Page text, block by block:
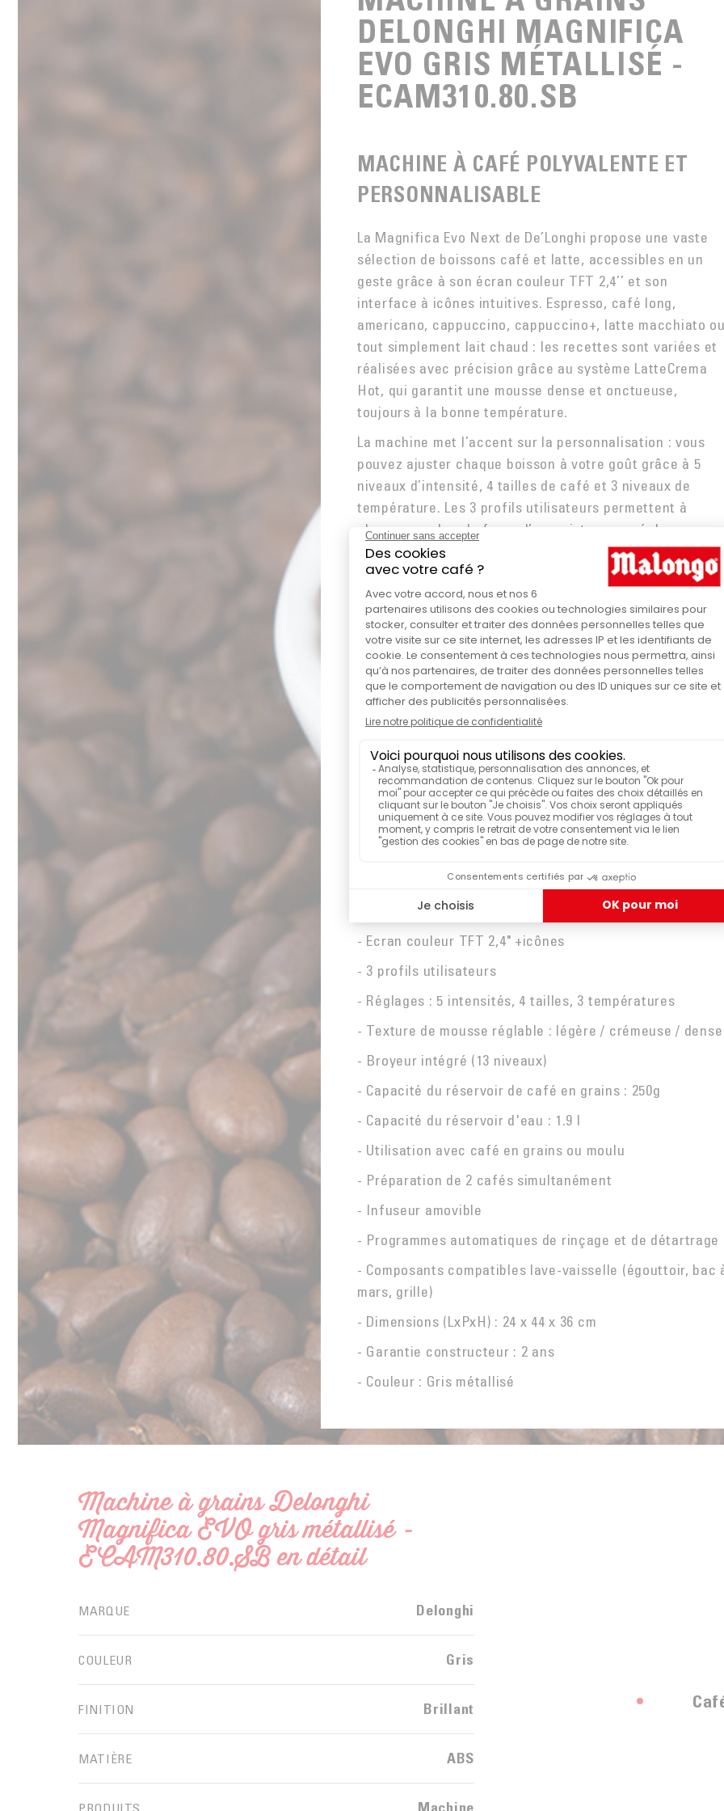
DELONGHI MAGNIFICA
EVO GRIS MÉTALLISÉ -
ECAM310.80.SB
MACHINE À CAFÉ POLYVALENTE ET
PERSONNALISABLE
La Magnifica Evo Next de De’Longhi propose une vaste
sélection de boissons café et latte, accessibles en un
geste grâce à son écran couleur TFT 2,4’’ et son
interface à icônes intuitives. Espresso, café long,
americano, cappuccino, cappuccino+, latte macchiato
tout simplement lait chaud : les recettes sont variées et
réalisées avec précision grâce au système LatteCrema
Hot, qui garantit une mousse dense et onctueuse,
toujours à la bonne température.
La machine met l’accent sur la personnalisation : vous
pouvez ajuster chaque boisson à votre goût grâce à 5
niveaux d’intensité, 4 tailles de café et 3 niveaux de
température. Les 3 profils utilisateurs permettent à
chaque membre du foyer d’enregistrer ses réglages
préférés pour retrouver, en une touche, une boisson
exactement comme il l’aime. La texture de la mousse de
lait peut également être adaptée (légère, crémeuse ou
dense).
Le broyeur moud les grains à la demande, et la machine
peut aussi utiliser du café moulu pour plus de flexibilité.
La carafe à lait bénéficie d’un nettoyage automatique,
les éléments clés (grille égouttoir, bac à marcs…)
passent au lave-vaisselle pour une hygiène simplifiée.
Compacte et élégante, la Magnifica Evo Next s’intègre
facilement dans une cuisine moderne et accompagne
tous les usages du quotidien.
CARACTERISIQUES TECHNIQUES
- Système LatteCrema Hot avec carafe à lait 250 ml
(nettoyage automatique)
- Ecran couleur TFT 2,4" +icônes
- 3 profils utilisateurs
- Réglages : 5 intensités, 4 tailles, 3 températures
- Texture de mousse réglable : légère / crémeuse / dense
- Broyeur intégré (13 niveaux)
- Capacité du réservoir de café en grains : 250g
- Capacité du réservoir d'eau : 1.9 l
- Utilisation avec café en grains ou moulu
- Préparation de 2 cafés simultanément
- Infuseur amovible
- Programmes automatiques de rinçage et de détartrage
- Composants compatibles lave-vaisselle (égouttoir, bac
mars, grille)
- Dimensions (LxPxH) : 24 x 44 x 36 cm
- Garantie constructeur : 2 ans
- Couleur : Gris métallisé
Machine à grains Delonghi
Magnifica EVO gris métallisé -
ECAM310.80.SB en détail
MARQUE Delonghi
COULEUR Gris
FINITION Brillant
MATIÈRE ABS